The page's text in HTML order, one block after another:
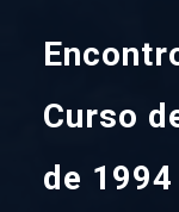
Curso
de 1994